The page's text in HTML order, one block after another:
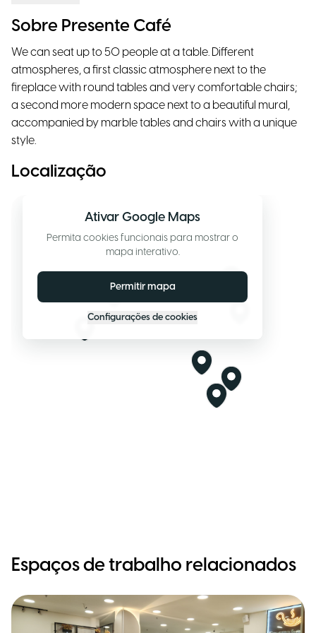
Sobre Presente Café
We can seat up to 50 people at a table. Different
atmospheres, a first classic atmosphere next to the
fireplace with round tables and very comfortable chairs;
a second more modern space next to a beautiful mural,
accompanied by marble tables and chairs with a unique
style.
Localização
Ativar Google Maps
Permita cookies funcionais para mostrar o
mapa interativo.
Permitir mapa
Configurações de cookies
Espaços de trabalho relacionados